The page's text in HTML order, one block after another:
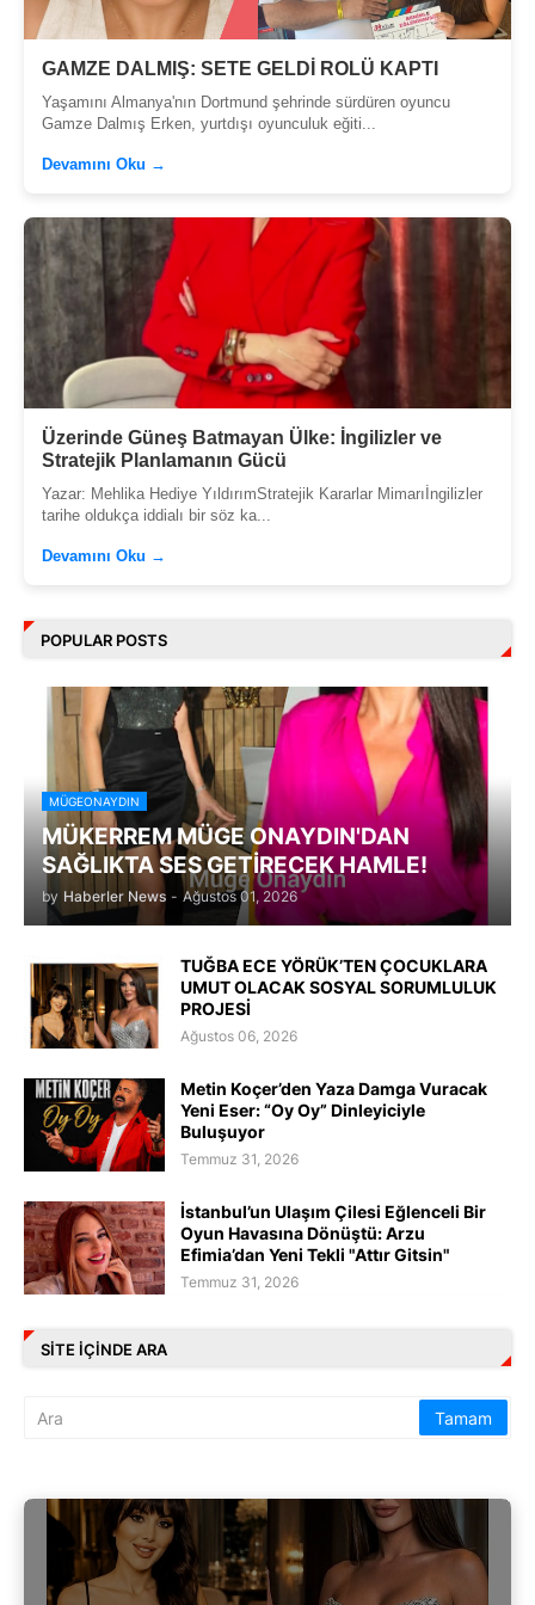
GAMZE DALMIŞ: SETE GELDİ ROLÜ KAPTI
Yaşamını Almanya'nın Dortmund şehrinde sürdüren oyuncu
Gamze Dalmış Erken, yurtdışı oyunculuk eğiti...
Devamını Oku →
Üzerinde Güneş Batmayan Ülke: İngilizler ve
Stratejik Planlamanın Gücü
Yazar: Mehlika Hediye YıldırımStratejik Kararlar Mimarıİngilizler
tarihe oldukça iddialı bir söz ka...
Devamını Oku →
POPULAR POSTS
MÜGEONAYDIN
MÜKERREM MÜGE ONAYDIN'DAN
SAĞLIKTA SES GETİRECEK HAMLE!
by Haberler News - Ağustos 01, 2026
TUĞBA ECE YÖRÜK’TEN ÇOCUKLARA
UMUT OLACAK SOSYAL SORUMLULUK
PROJESİ
Ağustos 06, 2026
Metin Koçer’den Yaza Damga Vuracak
Yeni Eser: “Oy Oy” Dinleyiciyle
Buluşuyor
Temmuz 31, 2026
İstanbul’un Ulaşım Çilesi Eğlenceli Bir
Oyun Havasına Dönüştü: Arzu
Efimia’dan Yeni Tekli "Attır Gitsin"
Temmuz 31, 2026
SITE IÇINDE ARA